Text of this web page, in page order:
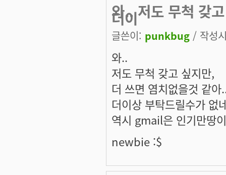
와.. 저도 무척 갖
더이
글쓴이: punkbug / 작성
와..
저도 무척 갖고 싶지만,
더 쓰면 염치없을것 같아
더이상 부탁드릴수가 없
역시 gmail은 인기만땅
newbie :$